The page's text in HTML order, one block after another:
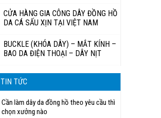
CỬA HÀNG GIA CÔNG DÂY ĐỒNG HỒ
DA CÁ SẤU XỊN TẠI VIỆT NAM
BUCKLE (KHÓA DÂY) – MẮT KÍNH –
BAO DA ĐIỆN THOẠI – DÂY NỊT
TIN TỨC
Cần làm dây da đồng hồ theo yêu cầu thì
chọn xưởng nào